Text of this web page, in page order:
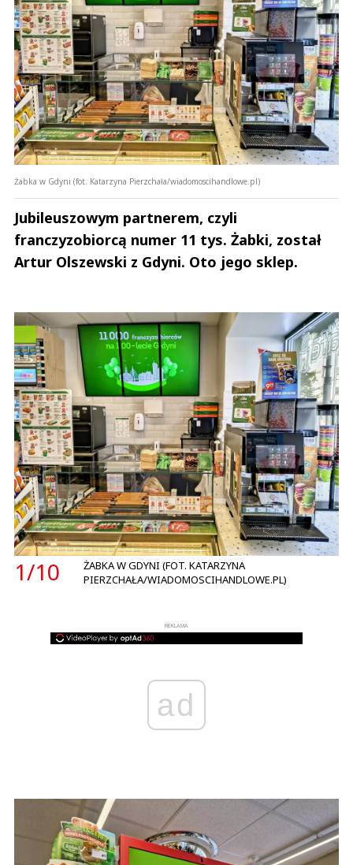
Żabka w Gdyni (fot. Katarzyna Pierzchała/wiadomoscihandlowe.pl)
Jubileuszowym partnerem, czyli
franczyzobiorcą numer 11 tys. Żabki, został
Artur Olszewski z Gdyni. Oto jego sklep.
1/10
ŻABKA W GDYNI (FOT. KATARZYNA
PIERZCHAŁA/WIADOMOSCIHANDLOWE.PL)
REKLAMA
ad